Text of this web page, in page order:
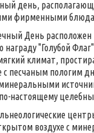
день,
фирменными
День
"Голубой
климат,
с песчаным пологим
настоящему
воздухе с